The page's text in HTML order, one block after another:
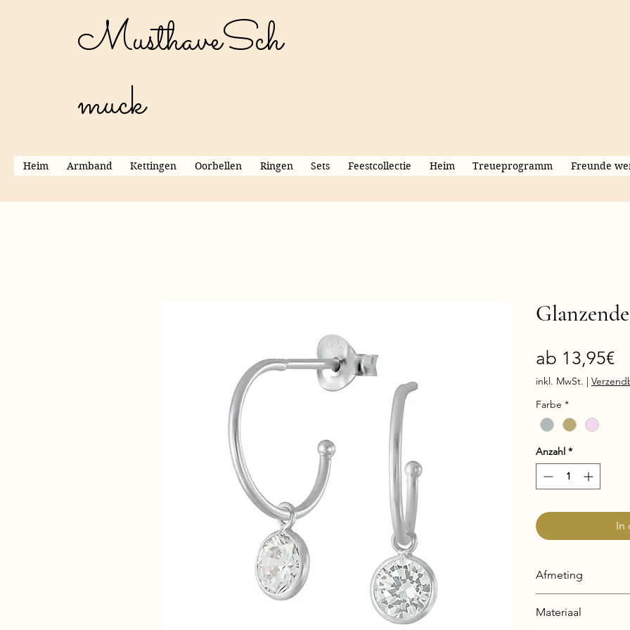
MusthaveSch
muck
Heim Armband Kettingen Oorbellen Ringen Sets Feestcollectie Heim Treueprogramm Freunde
ab 13,95€
inkl. MwSt. |
Farbe *
Anzahl *
In
Afmeting
Oorbel: 1 x 14 mm
Materiaal